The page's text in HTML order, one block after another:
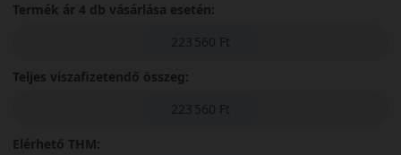
Termék ár 4 db vásárlása esetén:
223 560 Ft
Teljes viszafizetendő összeg:
223 560 Ft
Elérhető THM: